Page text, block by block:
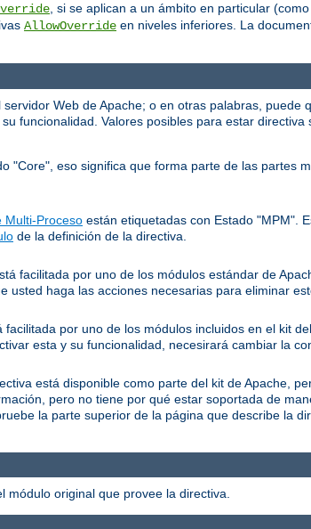
, si se aplican a un ámbito en particular
AllowOverride en niveles inferiores. La
Web de Apache; o en otras palabras,
funcionalidad. Valores posibles para estar directiva
"Core", eso significa que forma parte de las partes
Multi-Proceso están etiquetadas con Estado "MPM".
de la definición de la directiva.
facilitada por uno de los módulos estándar de
usted haga las acciones necesarias para eliminar
por uno de los módulos incluidos en el kit
esta y su funcionalidad, necesirará cambiar la
está disponible como parte del kit de Apache,
pero no tiene por qué estar soportada de
la parte superior de la página que describe la
original que provee la directiva.